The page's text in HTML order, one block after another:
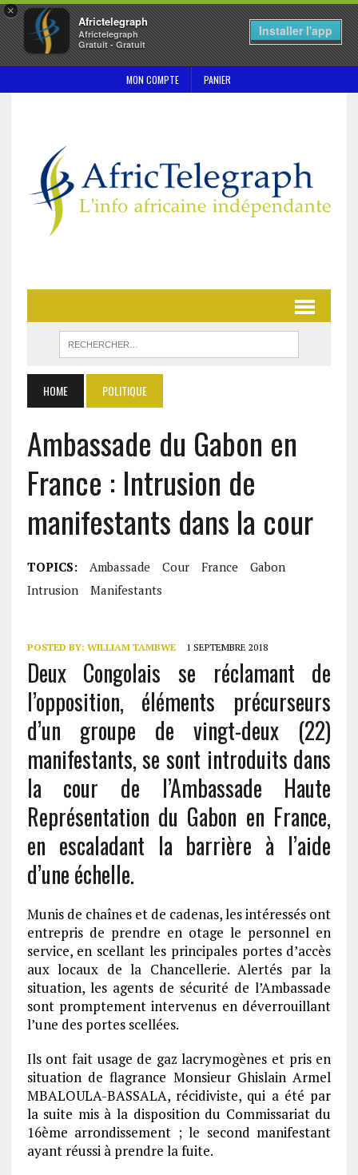
×
Africtelegraph
Africtelegraph
Gratuit - Gratuit
Installer l'app
MON COMPTE PANIER
HOME POLITIQUE
Ambassade du Gabon en
France : Intrusion de
manifestants dans la cour
TOPICS: Ambassade Cour France
Gabon
Intrusion
Manifestants
POSTED BY: WILLIAM TAMBWE 1 SEPTEMBRE 2018
Deux Congolais se réclamant de
l’opposition, éléments précurseurs
d’un groupe de vingt-deux (22)
manifestants, se sont introduits dans
la cour de l’Ambassade Haute
Représentation du Gabon en France,
en escaladant la barrière à l’aide
d’une échelle.
Munis de chaînes et de cadenas, les intéressés ont
entrepris de prendre en otage le personnel en
service, en scellant les principales portes d’accès
aux locaux de la Chancellerie. Alertés par la
situation, les agents de sécurité de l’Ambassade
sont promptement intervenus en déverrouillant
l’une des portes scellées.
Ils ont fait usage de gaz lacrymogènes et pris en
situation de flagrance Monsieur Ghislain Armel
MBALOULA-BASSALA, récidiviste, qui a été par
la suite mis à la disposition du Commissariat du
16ème arrondissement ; le second manifestant
ayant réussi à prendre la fuite.